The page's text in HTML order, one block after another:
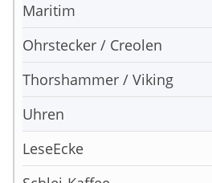
Maritim
Ohrstecker / Creolen
Thorshammer / Viking
Uhren
LeseEcke